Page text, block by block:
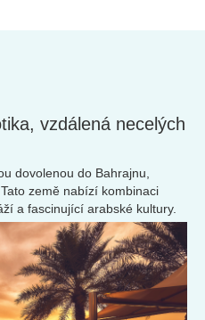
vzdálená necelých
dovolenou do Bahrajnu,
země nabízí kombinaci
a fascinující arabské kultury.